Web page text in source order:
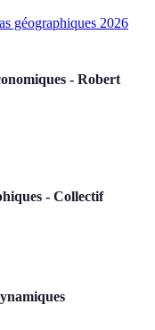
géographiques 2026
- Robert
- Collectif